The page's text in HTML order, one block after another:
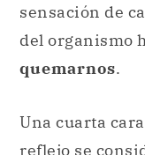
sensación de
del organismo
quemarnos.
Una cuarta
reflejo se